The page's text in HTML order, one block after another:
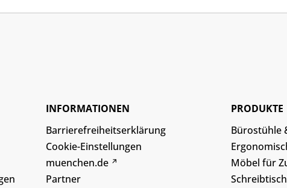
INFORMATIONEN
Barrierefreiheitserklärung
Cookie-Einstellungen
muenchen.de
Partner
PRODUKTE
Bürostühle
Möbel für